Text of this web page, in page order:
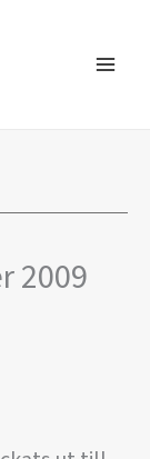
2009